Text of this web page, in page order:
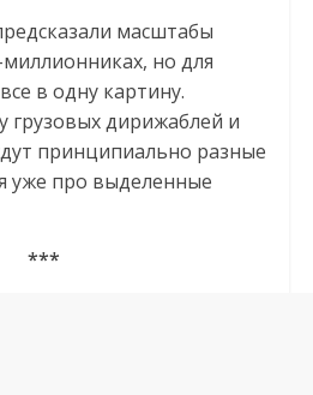
масштабы
но для
в одну картину.
грузовых дирижаблей и
принципиально разные
уже про выделенные
***